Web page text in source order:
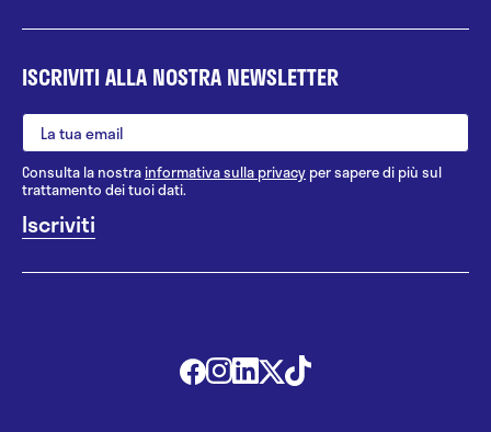
ISCRIVITI ALLA NOSTRA NEWSLETTER
Consulta la nostrainformativa sulla privacy per sapere di più sul
trattamento dei tuoi dati.